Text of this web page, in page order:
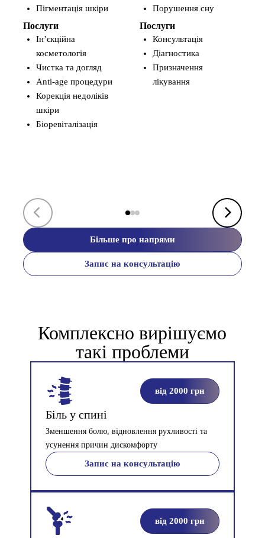
Пігментація шкіри
Послуги
Інʼєкційна
косметологія
Чистка та догляд
Аnti-age процедури
Корекція недоліків
шкіри
Біоревіталізація
Порушення сну
Послуги
Консультація
Діагностика
Призначення
лікування
Більше про напрями
Запис на консультацію
Комплексно вирішуємо
такі проблеми
від 2000 грн
Біль у спині
Зменшення болю, відновлення рухливості та
усунення причин дискомфорту
Запис на консультацію
від 2000 грн